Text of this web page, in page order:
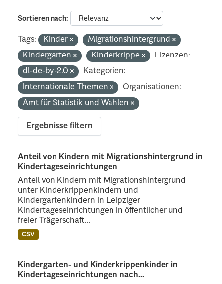
Sortieren nach
Tags: Kinder
Migrationshintergrund
Kindergarten
Kinderkrippe
Lizenzen:
dl-de-by-2.0
Kategorien:
Internationale Themen
Organisationen:
Amt für Statistik und Wahlen
Ergebnisse filtern
Anteil von Kindern mit Migrationshintergrund in
Kindertageseinrichtungen
Anteil von Kindern mit Migrationshintergrund
unter Kinderkrippenkindern und
Kindergartenkindern in Leipziger
Kindertageseinrichtungen in öffentlicher und
freier Trägerschaft...
CSV
Kindergarten- und Kinderkrippenkinder in
Kindertageseinrichtungen nach...